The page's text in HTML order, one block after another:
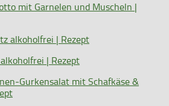
mit Garnelen und Muscheln |
| Rezept